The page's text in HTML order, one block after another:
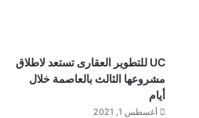
UC للتطوير العقارى تستعد لاطلاق
مشروعها الثالث بالعاصمة خلال
أيام
أغسطس 1, 2021